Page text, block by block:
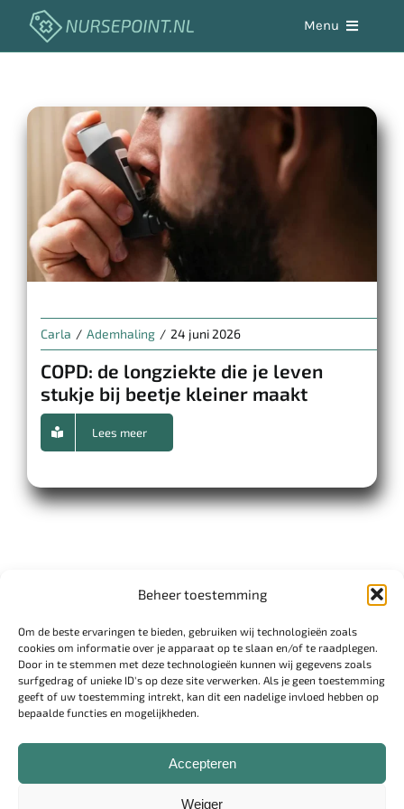
Beheer toestemming
Om de beste ervaringen te bieden, gebruiken wij technologieën zoals
cookies om informatie over je apparaat op te slaan en/of te raadplegen.
Door in te stemmen met deze technologieën kunnen wij gegevens zoals
surfgedrag of unieke ID's op deze site verwerken. Als je geen toestemming
geeft of uw toestemming intrekt, kan dit een nadelige invloed hebben op
bepaalde functies en mogelijkheden.
Accepteren
Weiger
Menu
Werken in de zorg
Zelfzorg
Hulpmiddelen
Carla / Ademhaling / 24 juni 2026
COPD: de longziekte die je leven
stukje bij beetje kleiner maakt
Lees meer
Disclaimer
Over mij